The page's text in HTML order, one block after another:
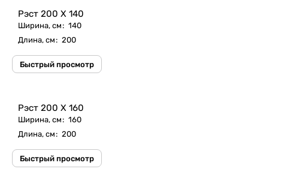
Рэст 200 X 140
Ширина, см: 140
Длина, см: 200
Быстрый просмотр
Рэст 200 X 160
Ширина, см: 160
Длина, см: 200
Быстрый просмотр